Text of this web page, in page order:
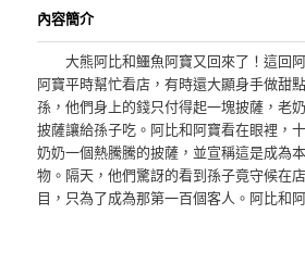
內容簡介
大熊阿比和鱷魚阿寶又回來了！這回阿
阿寶平時幫忙看店，有時還大顯身手做甜
孫，他們身上的錢只付得起一塊披薩，老
披薩讓給孫子吃。阿比和阿寶看在眼裡，
奶奶一個熱騰騰的披薩，並宣稱這是成為
物。隔天，他們驚訝的看到孫子竟守候在
目，只為了成為那第一百個客人。阿比和